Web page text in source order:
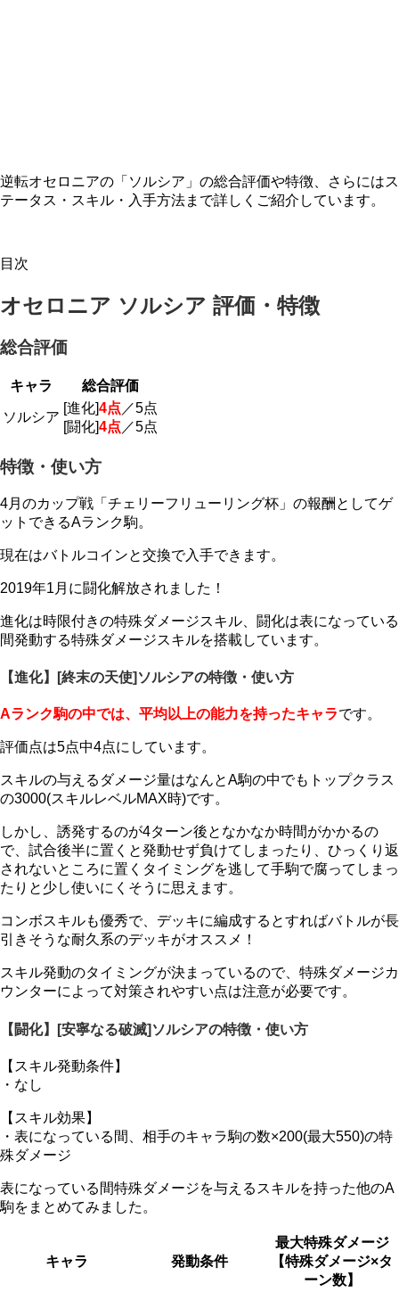
逆転オセロニアの「ソルシア」の総合評価や特徴、さらにはス
テータス・スキル・入手方法まで詳しくご紹介しています。
目次
オセロニア ソルシア 評価・特徴
総合評価
キャラ 総合評価
ソルシア
[進化]4点 ／5点
[闘化]4点 ／5点
特徴・使い方
4月のカップ戦「チェリーフリューリング杯」の報酬としてゲ
ットできるAランク駒。
現在はバトルコインと交換で入手できます。
2019年1月に闘化解放されました！
進化は時限付きの特殊ダメージスキル、闘化は表になっている
間発動する特殊ダメージスキルを搭載しています。
【進化】[終末の天使]ソルシアの特徴・使い方
Aランク駒の中では、平均以上の能力を持ったキャラです。
評価点は5点中4点にしています。
スキルの与えるダメージ量はなんとA駒の中でもトップクラス
の3000(スキルレベルMAX時)です。
しかし、誘発するのが4ターン後となかなか時間がかかるの
で、試合後半に置くと発動せず負けてしまったり、ひっくり返
されないところに置くタイミングを逃して手駒で腐ってしまっ
たりと少し使いにくそうに思えます。
コンボスキルも優秀で、デッキに編成するとすればバトルが長
引きそうな耐久系のデッキがオススメ！
スキル発動のタイミングが決まっているので、特殊ダメージカ
ウンターによって対策されやすい点は注意が必要です。
【闘化】[安寧なる破滅]ソルシアの特徴・使い方
【スキル発動条件】
・なし
【スキル効果】
・表になっている間、相手のキャラ駒の数×200(最大550)の特
殊ダメージ
表になっている間特殊ダメージを与えるスキルを持った他のA
駒をまとめてみました。
キャラ 発動条件
最大特殊ダメージ
【特殊ダメージ×タ
ーン数】